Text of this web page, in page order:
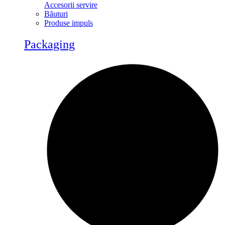
Accesorii servire
Băuturi
Produse impuls
Packaging